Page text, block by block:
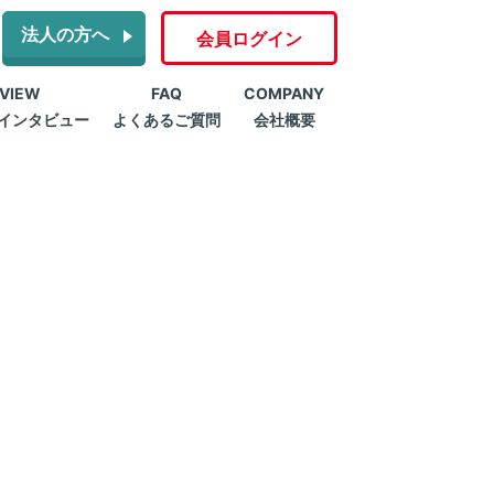
法人の方へ 会員ログイン
ンタビュー
FAQ
よくあるご質問
COMPANY
会社概要